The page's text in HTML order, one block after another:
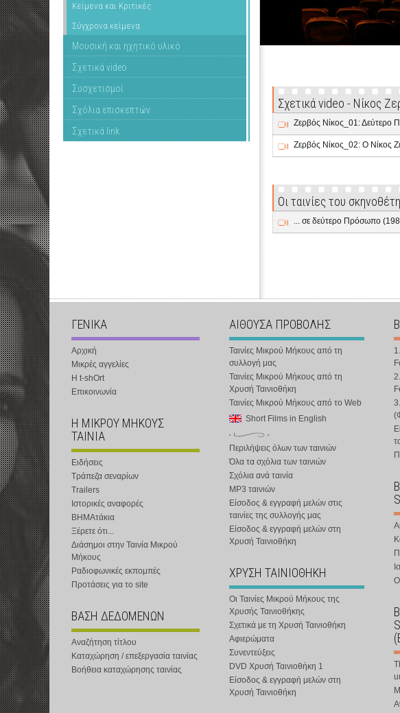
Κείμενα και Κριτικές
Σύγχρονα κείμενα
Μουσική και ηχητικό υλικό
Σχετικά video
Συσχετισμοί
Σχόλια επισκεπτών
Σχετικά link
Σχετικά video - Νίκος
Ζερβός Νίκος_01:
Ζερβός Νίκος_02: Ο Νίκος
Οι ταινίες του
... σε δεύτερο Πρόσωπο
ΓΕΝΙΚΑ
Αρχική
Μικρές αγγελίες
Η t-shOrt
Επικοινωνία
Η ΜΙΚΡΟΥ ΜΗΚΟΥΣ
ΤΑΙΝΙΑ
Ειδήσεις
Τράπεζα σεναρίων
Trailers
Ιστορικές αναφορές
ΒΗΜΑτάκια
Ξέρετε ότι...
Διάσημοι στην Ταινία Μικρού
Μήκους
Ραδιοφωνικές εκπομπές
Προτάσεις για το site
ΒΑΣΗ ΔΕΔΟΜΕΝΩΝ
Αναζήτηση τίτλου
Καταχώρηση / επεξεργασία ταινίας
Βοήθεια καταχώρησης ταινίας
ΑΙΘΟΥΣΑ ΠΡΟΒΟΛΗΣ
Ταινίες Μικρού Μήκους από τη
συλλογή μας
Ταινίες Μικρού Μήκους από τη
Χρυσή Ταινιοθήκη
Ταινίες Μικρού Μήκους από το Web
Short Films in English
Περιλήψεις όλων των ταινιών
Όλα τα σχόλια των ταινιών
Σχόλια ανά ταινία
MP3 ταινιών
Είσοδος & εγγραφή μελών στις
ταινίες της συλλογής μας
Είσοδος & εγγραφή μελών στη
Χρυσή Ταινιοθήκη
ΧΡΥΣΗ ΤΑΙΝΙΟΘΗΚΗ
Οι Ταινίες Μικρού Μήκους της
Χρυσής Ταινιοθήκης
Σχετικά με τη Χρυσή Ταινιοθήκη
Αφιερώματα
Συνεντεύξεις
DVD Χρυσή Ταινιοθήκη 1
Είσοδος & εγγραφή μελών στη
Χρυσή Ταινιοθήκη